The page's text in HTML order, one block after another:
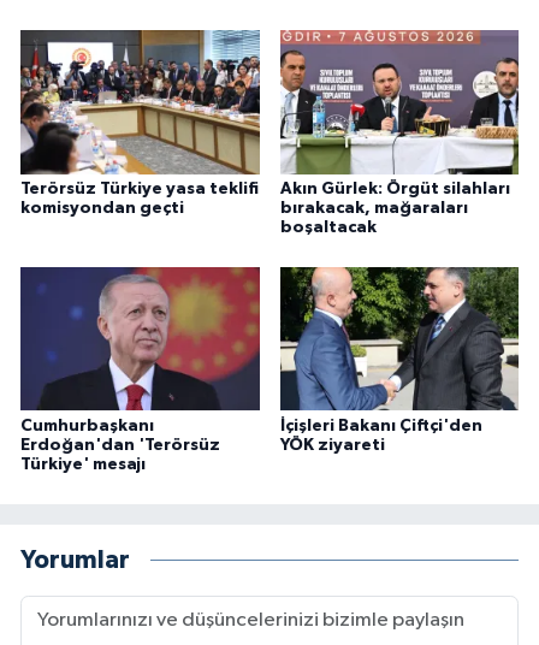
Terörsüz Türkiye yasa teklifi
komisyondan geçti
Akın Gürlek: Örgüt silahları
bırakacak, mağaraları
boşaltacak
Cumhurbaşkanı
Erdoğan'dan 'Terörsüz
Türkiye' mesajı
İçişleri Bakanı Çiftçi'den
YÖK ziyareti
Yorumlar